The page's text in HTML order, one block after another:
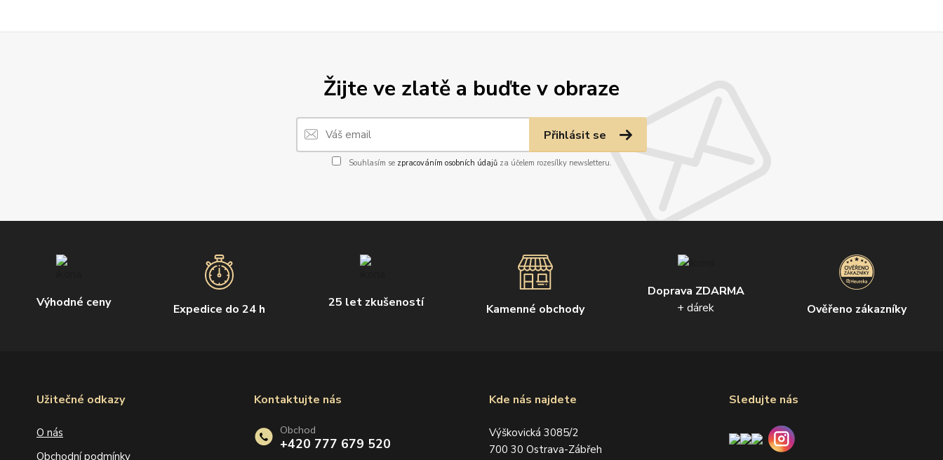
Žijte ve zlatě a buďte v obraze
Přihlásit se
Souhlasím se zpracováním osobních údajůza účelem rozesílky newsletteru.
Výhodné ceny Expedice do 24 h 25 let zkušeností Kamenné obchody
Doprava ZDARMA
+ dárek
Ověřeno zákazníky
Užitečné odkazy
O nás
Obchodní podmínky
Kde nás najdete
Výškovická 3085/2
700 30 Ostrava-Zábřeh
Sledujte nás
Kontaktujte nás
Obchod
+420 777 679 520